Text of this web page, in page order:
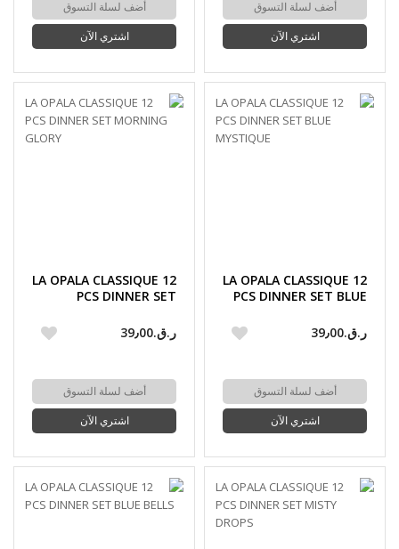
أضف لسلة التسوق
اشتري الآن
أضف لسلة التسوق
اشتري الآن
LA OPALA CLASSIQUE 12
PCS DINNER SET BLUE
ر.ق.‏39٫00
أضف لسلة التسوق
اشتري الآن
LA OPALA CLASSIQUE 12
PCS DINNER SET
ر.ق.‏39٫00
أضف لسلة التسوق
اشتري الآن